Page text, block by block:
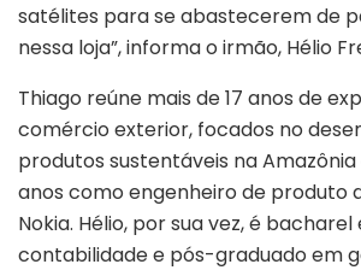
satélites para se abastecerem de
nessa loja”, informa o irmão, Hélio
Thiago reúne mais de 17 anos de
comércio exterior, focados no
produtos sustentáveis na
anos como engenheiro de produto
Nokia. Hélio, por sua vez, é bacharel
contabilidade e pós-graduado em